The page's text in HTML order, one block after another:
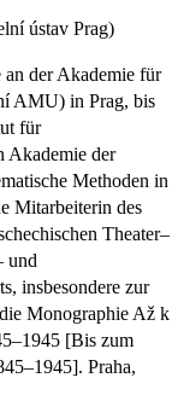
ústav Prag)
der Akademie für
AMU) in Prag, bis
für
Akademie der
Methoden in
Mitarbeiterin des
Theater–
und
insbesondere zur
Monographie Až k
[Bis zum
Praha,